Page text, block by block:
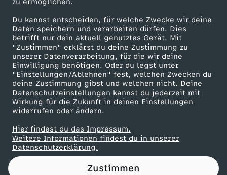
zu ermöglichen.
Du kannst entscheiden, für welche Zwecke wir deine
Daten speichern und verarbeiten dürfen. Dies
betrifft nur dein aktuell genutztes Gerät. Mit
"Zustimmen" erklärst du deine Zustimmung zu
unserer Datenverarbeitung, für die wir deine
Einwilligung benötigen. Oder du legst unter
"Einstellungen/Ablehnen" fest, welchen Zwecken du
deine Zustimmung gibst und welchen nicht. Deine
Datenschutzeinstellungen kannst du jederzeit mit
Wirkung für die Zukunft in deinen Einstellungen
widerrufen oder ändern.
Hier findest du das Impressum.
Weitere Informationen findest du in unserer
Datenschutzerklärung.
Zustimmen
n
o
m
y
ZDF goes Schule
Werbefernsehen
Mainzelmännchen
Partner